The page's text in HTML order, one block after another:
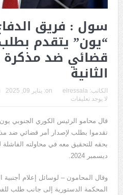
سول : فريق
“يون” يتقدم
قضائي ضد مذكرة
الثانية
الكاتب: elressala
on: يناير 09, 2025
لا يوجد تعليقات
قال محامو الرئيس الكوري الجنوبي
تقدموا بطلب لإصدار أمر قضائي ضد
ديسمبر 2024.
وقال المحامون – لوسائل إعلام
المحكمة الدستورية إلى جانب طلب